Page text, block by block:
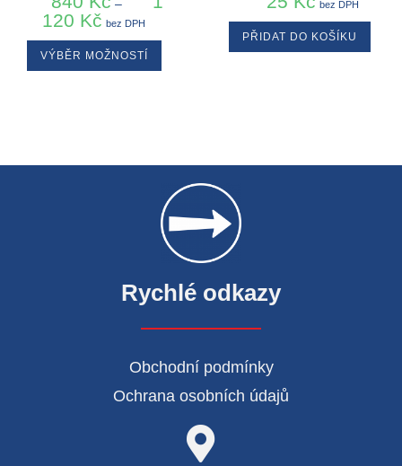
–
120 Kč bez DPH
VÝBĚR MOŽNOSTÍ
bez DPH
PŘIDAT DO KOŠÍKU
Rychlé odkazy
Obchodní podmínky
Ochrana osobních údajů